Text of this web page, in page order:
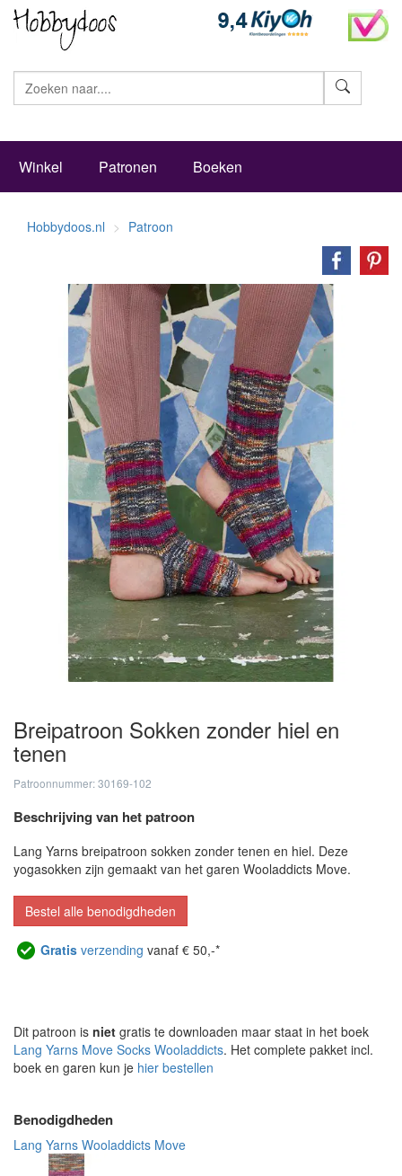
Winkel Patronen Boeken
Hobbydoos.nl Patroon
Breipatroon Sokken zonder hiel en
tenen
Patroonnummer: 30169-102
Beschrijving van het patroon
Lang Yarns breipatroon sokken zonder tenen en hiel. Deze
yogasokken zijn gemaakt van het garen Wooladdicts Move.
Bestel alle benodigdheden
Gratis verzending vanaf € 50,-*
Dit patroon is niet gratis te downloaden maar staat in het boek
Lang Yarns Move Socks Wooladdicts. Het complete pakket incl.
boek en garen kun je hier bestellen
Benodigdheden
Lang Yarns Wooladdicts Move